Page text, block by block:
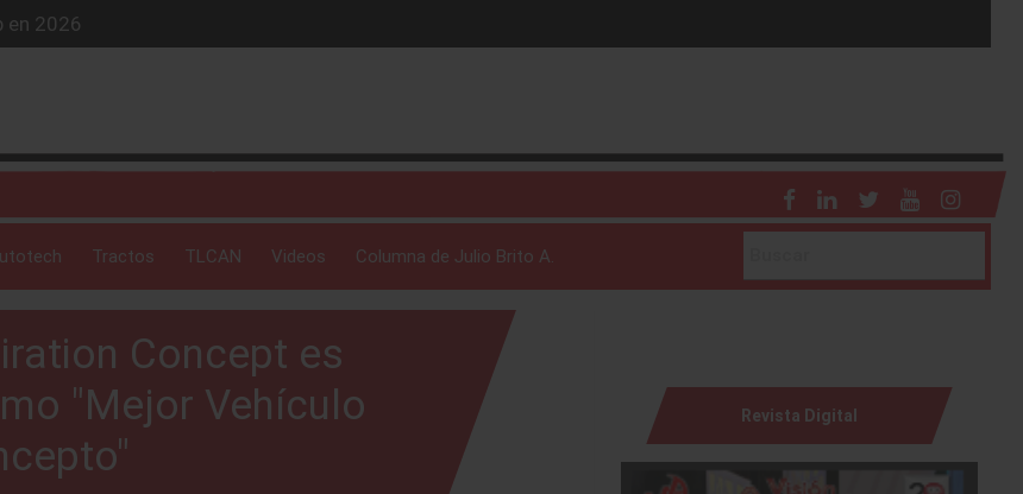
en 2026
Peñafiel
Tractos TLCAN Videos Columna de Julio Brito A.
Concept es
"Mejor Vehículo
Revista Digital